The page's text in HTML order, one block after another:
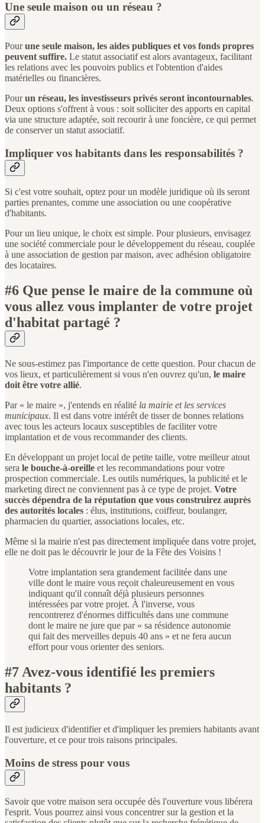
Une seule maison ou un réseau ?
Pourune seule maison, les aides publiques et vos fonds propres
peuvent suffire. Le statut associatif est alors avantageux, facilitant
les relations avec les pouvoirs publics et l'obtention d'aides
matérielles ou financières.
Pourun réseau, les investisseurs privés seront incontournables.
Deux options s'offrent à vous : soit solliciter des apports en capital
via une structure adaptée, soit recourir à une foncière, ce qui permet
de conserver un statut associatif.
Impliquer vos habitants dans les responsabilités ?
Si c'est votre souhait, optez pour un modèle juridique où ils seront
parties prenantes, comme une association ou une coopérative
d'habitants.
Pour un lieu unique, le choix est simple. Pour plusieurs, envisagez
une société commerciale pour le développement du réseau, couplée
à une association de gestion par maison, avec adhésion obligatoire
des locataires.
#6 Que pense le maire de la commune où
vous allez vous implanter de votre projet
d'habitat partagé ?
Ne sous-estimez pas l'importance de cette question. Pour chacun de
vos lieux, et particulièrement si vous n'en ouvrez qu'un, le maire
doit être votre allié.
Par « le maire », j'entends en réalité la mairie et les services
municipaux. Il est dans votre intérêt de tisser de bonnes relations
avec tous les acteurs locaux susceptibles de faciliter votre
implantation et de vous recommander des clients.
En développant un projet local de petite taille, votre meilleur atout
sera le bouche-à-oreille et les recommandations pour votre
prospection commerciale. Les outils numériques, la publicité et le
marketing direct ne conviennent pas à ce type de projet. Votre
succès dépendra de la réputation que vous construirez auprès
des autorités locales : élus, institutions, coiffeur, boulanger,
pharmacien du quartier, associations locales, etc.
Même si la mairie n'est pas directement impliquée dans votre projet,
elle ne doit pas le découvrir le jour de la Fête des Voisins !
Votre implantation sera grandement facilitée dans une
ville dont le maire vous reçoit chaleureusement en vous
indiquant qu'il connaît déjà plusieurs personnes
intéressées par votre projet. À l'inverse, vous
rencontrerez d'énormes difficultés dans une commune
dont le maire ne jure que par « sa résidence autonomie
qui fait des merveilles depuis 40 ans » et ne fera aucun
effort pour vous orienter des seniors.
#7 Avez-vous identifié les premiers
habitants ?
Il est judicieux d'identifier et d'impliquer les premiers habitants avant
l'ouverture, et ce pour trois raisons principales.
Moins de stress pour vous
Savoir que votre maison sera occupée dès l'ouverture vous libérera
l'esprit. Vous pourrez ainsi vous concentrer sur la gestion et la